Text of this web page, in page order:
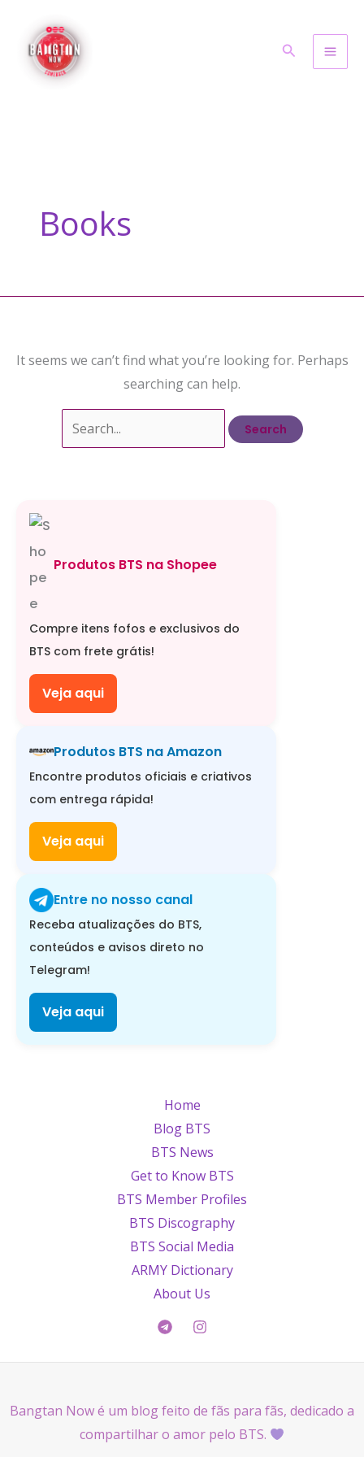
content
Search
Books
It seems we can’t find what you’re looking for. Perhaps
searching can help.
Search
for:
Produtos BTS na Shopee
Compre itens fofos e exclusivos do
BTS com frete grátis!
Veja aqui
Produtos BTS na Amazon
Encontre produtos oficiais e criativos
com entrega rápida!
Veja aqui
Entre no nosso canal
Receba atualizações do BTS,
conteúdos e avisos direto no
Telegram!
Veja aqui
Home
Blog BTS
BTS News
Get to Know BTS
BTS Member Profiles
BTS Discography
BTS Social Media
ARMY Dictionary
About Us
Bangtan Now é um blog feito de fãs para fãs, dedicado a
compartilhar o amor pelo BTS.